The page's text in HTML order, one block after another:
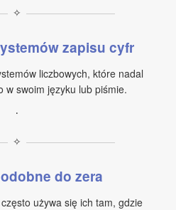
✧
zapisu cyfr
liczbowych, które nadal
w swoim języku lub piśmie.
٠
✧
do zera
używa się ich tam, gdzie